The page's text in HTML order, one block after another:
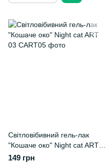
Світловібивний гель-лак
"Кошаче око" Night cat ART
03
149 грн